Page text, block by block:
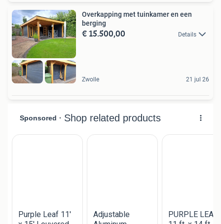
Overkapping met tuinkamer en een
berging
€ 15.500,00 Details
Zwolle 21 jul 26